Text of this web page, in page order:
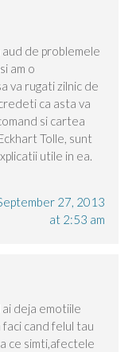
aud de problemele
am o
va rugati zilnic de
ca asta va
si cartea
Tolle, sunt
utile in ea.
27, 2013
at 2:53 am
ai deja emotiile
faci cand felul tau
ce simti,afectele